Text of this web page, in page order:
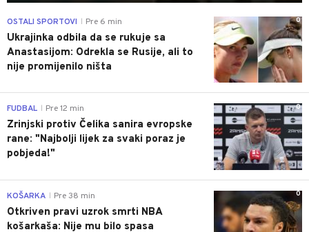
0
OSTALI SPORTOVI Pre 6 min
Ukrajinka odbila da se rukuje sa
Anastasijom: Odrekla se Rusije, ali to
nije promijenilo ništa
0
FUDBAL Pre 12 min
Zrinjski protiv Čelika sanira evropske
rane: "Najbolji lijek za svaki poraz je
pobjeda!"
0
KOŠARKA Pre 38 min
Otkriven pravi uzrok smrti NBA
košarkaša: Nije mu bilo spasa